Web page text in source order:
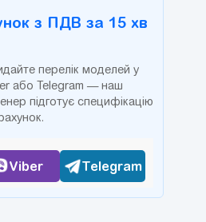
з ПДВ за 15 хв
перелік моделей у
або Telegram — наш
підготує специфікацію
Viber Telegram